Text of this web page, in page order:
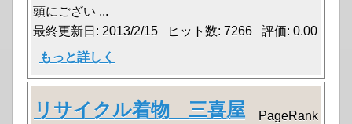
頭にござい ...
最終更新日: 2013/2/15 ヒット数: 7266 評価: 0.00
もっと詳しく
リサイクル着物 三喜屋
PageRank